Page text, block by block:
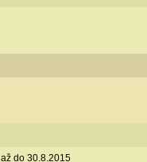
do 30.8.2015